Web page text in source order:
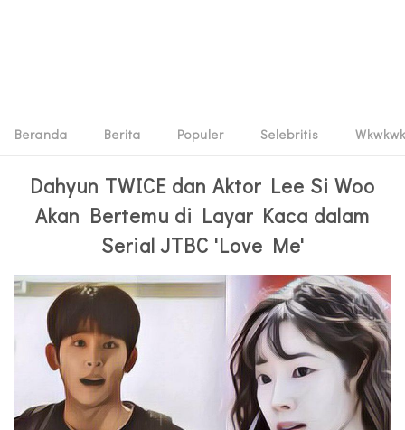
Beranda Berita Populer Selebritis Wkwkwk
Dahyun TWICE dan Aktor Lee Si Woo
Akan Bertemu di Layar Kaca dalam
Serial JTBC 'Love Me'